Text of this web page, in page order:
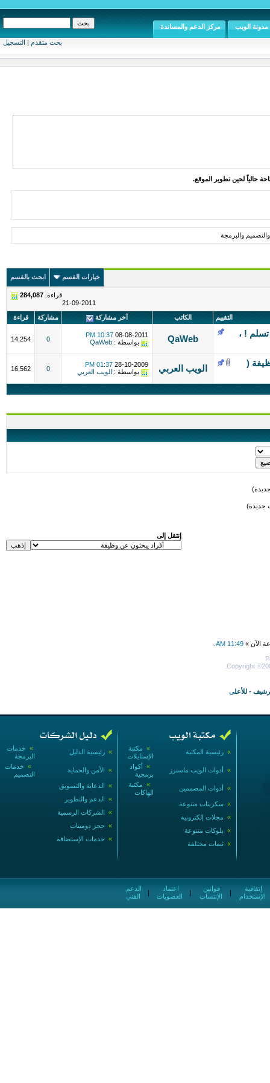
بحث متقدم | التسجيل
مدونة الويب مركز الدعم والمساندة
حالياً لحين تطوير الموقع.
والبرمجة
خيارات القسم ابحث بالقسم
قراءة: 284,087
21-09-2011
التقييم
الكاتب آخر مشاركة مشاركة قراءة
! ،
QaWeb
08-08-2011
10:37 PM
بواسطة : QaWeb
0
14,254
(
الويب العربي 28-10-2009
01:37 PM
بواسطة :
الويب العربي 0
16,562
جديدة)
إنتقل إلى
الآن » 11:49 AM
Copyright
- للأعلى
» خدمات
البرمجة
» رئيسية الدليل
» خدمات
التصميم
» الأمن والحماية
» الدعاية والتسويق
» الدعم والتطوير
» الشركات الرسمية
» حجز دومينات
» خدمات الإستضافة
» مكتبة
الإستايلات
» رئيسية المكتبة
» أكواد
برمجية
» أدوات الويب ماسترز
» مكتبة
الهاكات
» أدوات المصممين
» سكربتات متنوعة
» مجلات إلكترونية
» بلوكات متنوعة
» ثيمات مختلفة
الفني
|
العضويات
|
الإنتساب
|
الإستخدام